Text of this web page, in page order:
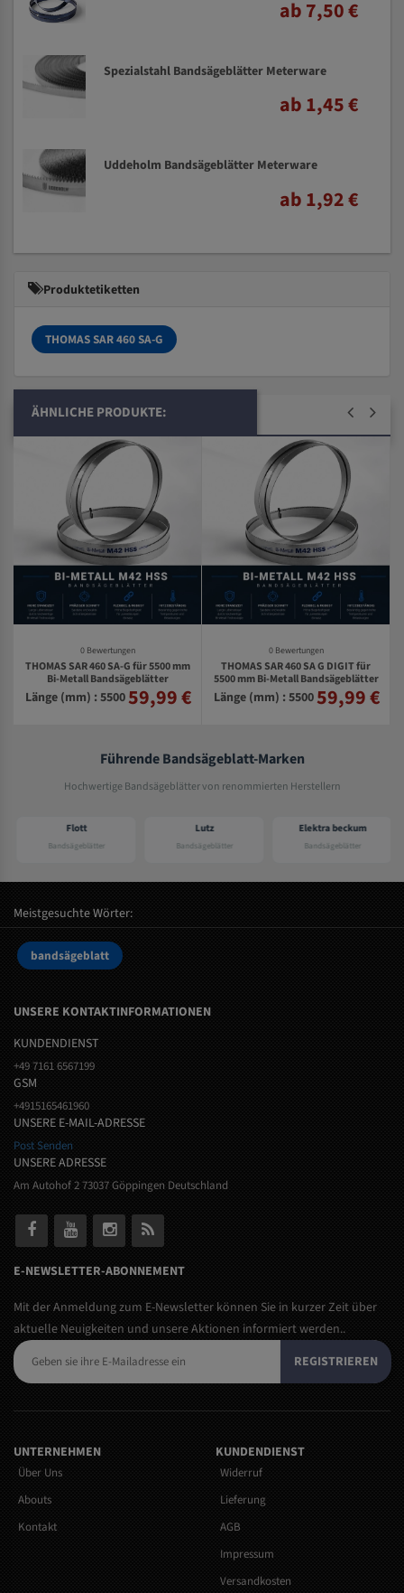
ab 7,50 €
Spezialstahl Bandsägeblätter Meterware
ab 1,45 €
Uddeholm Bandsägeblätter Meterware
ab 1,92 €
Produktetiketten
THOMAS SAR 460 SA-G
ÄHNLICHE PRODUKTE:
0 Bewertungen
THOMAS SAR 460 SA-G für 5500 mm
Bi-Metall Bandsägeblätter
Länge (mm) : 550059,99 €
0 Bewertungen
THOMAS SAR 460 SA G DIGIT für
5500 mm Bi-Metall Bandsägeblätter
Länge (mm) : 550059,99 €
Führende Bandsägeblatt-Marken
Hochwertige Bandsägeblätter von renommierten Herstellern
Flott
Bandsägeblätter
Lutz
Bandsägeblätter
Elektra beckum
Bandsägeblätter
Meistgesuchte Wörter:
bandsägeblatt
UNSERE KONTAKTINFORMATIONEN
KUNDENDIENST
+49 7161 6567199
GSM
+4915165461960
UNSERE E-MAIL-ADRESSE
Post Senden
UNSERE ADRESSE
Am Autohof 2 73037 Göppingen Deutschland
E-NEWSLETTER-ABONNEMENT
Mit der Anmeldung zum E-Newsletter können Sie in kurzer Zeit über
aktuelle Neuigkeiten und unsere Aktionen informiert werden..
REGISTRIEREN
UNTERNEHMEN
Über Uns
Abouts
Kontakt
KUNDENDIENST
Widerruf
Lieferung
AGB
Impressum
Versandkosten